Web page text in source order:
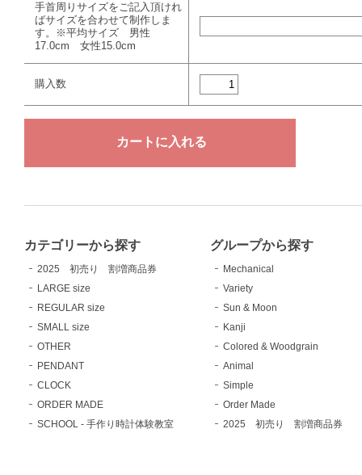
手首周りサイズをご記入頂けれ
ばサイズを合わせて制作しま
す。※平均サイズ 男性
17.0cm 女性15.0cm
購入数
カテゴリーから探す
2025 初売り 割増商品券
LARGE size
REGULAR size
SMALL size
OTHER
PENDANT
CLOCK
ORDER MADE
SCHOOL - 手作り時計体験教室
グループから探す
Mechanical
Variety
Sun & Moon
Kanji
Colored & Woodgrain
Animal
Simple
Order Made
2025 初売り 割増商品券